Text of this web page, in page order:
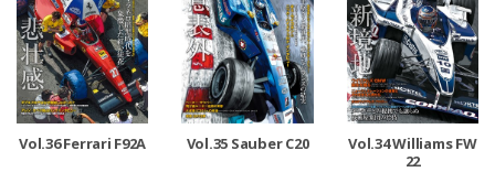
Vol.36 Ferrari F92A Vol.35 Sauber C20
Vol.34 Williams FW
22